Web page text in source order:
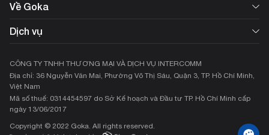
Về Goka
Dịch vụ
CÔNG TY TNHH THƯƠNG MẠI VÀ DỊCH VỤ INTERCOMM
Địa chỉ: 36 Nguyễn Văn Mai, Phường Võ Thị Sáu, Quận 3, TP. Hồ Chí Minh,
Việt Nam
Mã số thuế: 0314454597 do Sở Kế hoạch và Đầu tư TP. Hồ Chí Minh cấp
ngày 13/06/2017
Copyright © 2022 Goka. All rights reserved.